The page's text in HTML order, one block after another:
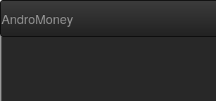
AndroMoney